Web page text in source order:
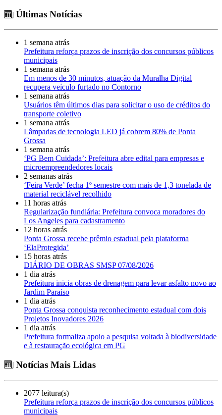
Últimas Notícias
1 semana atrás
Prefeitura reforça prazos de inscrição dos concursos públicos
municipais
1 semana atrás
Em menos de 30 minutos, atuação da Muralha Digital
recupera veículo furtado no Contorno
1 semana atrás
Usuários têm últimos dias para solicitar o uso de créditos do
transporte coletivo
1 semana atrás
Lâmpadas de tecnologia LED já cobrem 80% de Ponta
Grossa
1 semana atrás
‘PG Bem Cuidada’: Prefeitura abre edital para empresas e
microempreendedores locais
2 semanas atrás
‘Feira Verde’ fecha 1º semestre com mais de 1,3 tonelada de
material reciclável recolhido
11 horas atrás
Regularização fundiária: Prefeitura convoca moradores do
Los Angeles para cadastramento
12 horas atrás
Ponta Grossa recebe prêmio estadual pela plataforma
‘ElaProtegida’
15 horas atrás
DIÁRIO DE OBRAS SMSP 07/08/2026
1 dia atrás
Prefeitura inicia obras de drenagem para levar asfalto novo ao
Jardim Paraíso
1 dia atrás
Ponta Grossa conquista reconhecimento estadual com dois
Projetos Inovadores 2026
1 dia atrás
Prefeitura formaliza apoio a pesquisa voltada à biodiversidade
e à restauração ecológica em PG
Notícias Mais Lidas
2077 leitura(s)
Prefeitura reforça prazos de inscrição dos concursos públicos
municipais